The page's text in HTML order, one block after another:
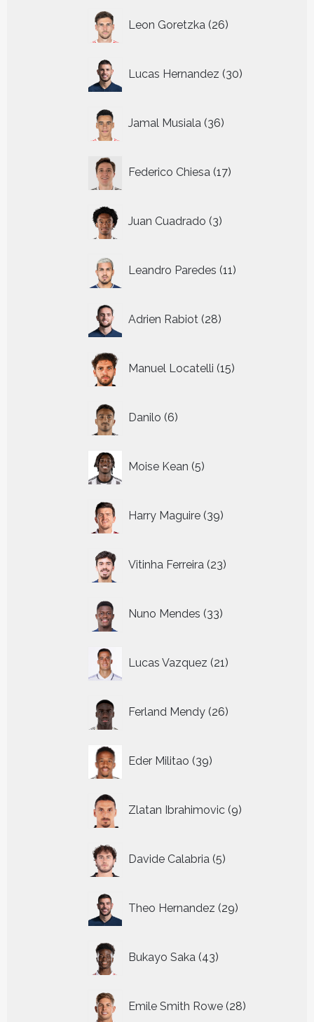
Leon Goretzka 26
producten
Lucas Hernandez 30
producten
Jamal Musiala 36
producten
Federico Chiesa 17
producten
Juan Cuadrado 3
producten
Leandro Paredes 11
producten
Adrien Rabiot 28
producten
Manuel Locatelli 15
producten
Danilo 6
producten
Moise Kean 5
producten
Harry Maguire 39
producten
Vitinha Ferreira 23
producten
Nuno Mendes 33
producten
Lucas Vazquez 21
producten
Ferland Mendy 26
producten
Eder Militao 39
producten
Zlatan Ibrahimovic 9
producten
Davide Calabria 5
producten
Theo Hernandez 29
producten
Bukayo Saka 43
producten
Emile Smith Rowe 28
producten